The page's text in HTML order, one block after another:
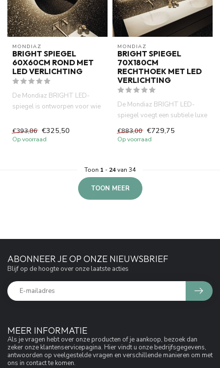
MONDIAZ
BRIGHT SPIEGEL
60X60CM ROND MET
LED VERLICHTING
De Mondiaz BRIGHT LED-
spiegel is ontworpen voor wie
...
€393,86 €325,50
Op voorraad
MONDIAZ
BRIGHT SPIEGEL
70X180CM
RECHTHOEK MET LED
VERLICHTING
De Mondiaz BRIGHT LED-
spiegel voegt een subtiele luxe
toe aan de badkamer. Het s...
€883,00 €729,75
Op voorraad
Toon 1 - 24van 34
TOON MEER
MEER INFORMATIE
Als je vragen hebt over onze producten of je aankoop, bezoek dan
zeker onze klantenservicepagina. Hier vindt u onze bedrijfsgegevens,
antwoorden op veelgestelde vragen en verschillende manieren om met
ons in contact te komen.
ABONNEER JE OP ONZE NIEUWSBRIEF
Blijf op de hoogte over onze laatste acties